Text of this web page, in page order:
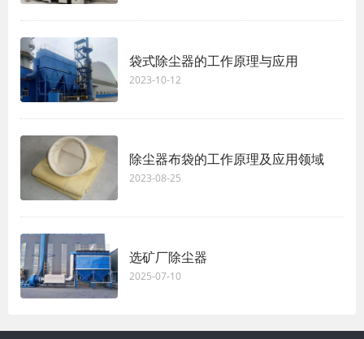
袋式除尘器的工作原理与应用
2023-10-12
除尘器布袋的工作原理及应用领域
2023-08-25
选矿厂除尘器
2025-07-10